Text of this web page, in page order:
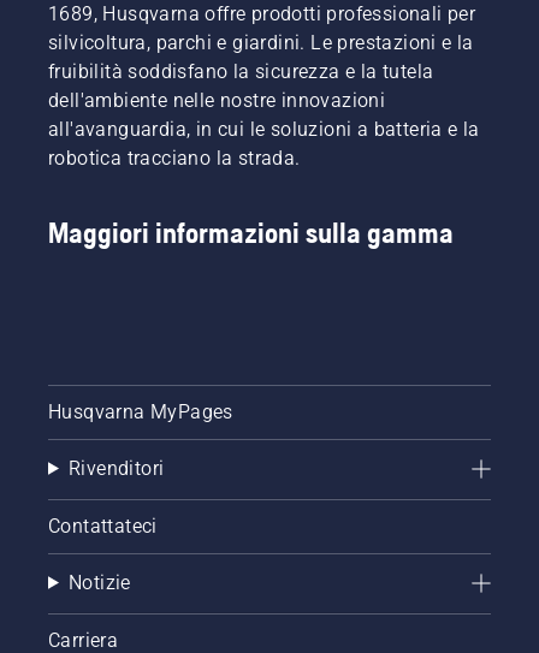
1689, Husqvarna offre prodotti professionali per
silvicoltura, parchi e giardini. Le prestazioni e la
fruibilità soddisfano la sicurezza e la tutela
dell'ambiente nelle nostre innovazioni
all'avanguardia, in cui le soluzioni a batteria e la
robotica tracciano la strada.
Maggiori informazioni sulla gamma
Husqvarna MyPages
Rivenditori
Contattateci
Notizie
Carriera